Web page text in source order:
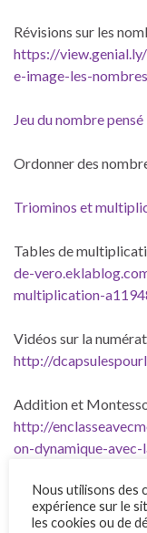
Révisions sur les
https://
e-image-les-
Jeu du nombre pensé
Ordonner des
Triominos et
Tables de
de-
multiplication-
Vidéos sur la
http://
Addition et
http://
on-dynamique-
Multiplication
http://
Nous utilisons des
expérience sur le
les cookies ou de